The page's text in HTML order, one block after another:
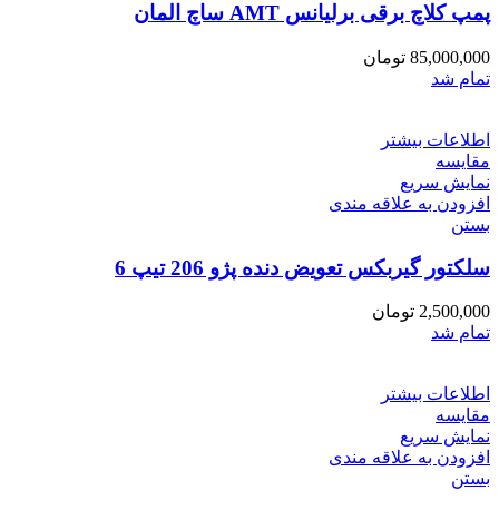
پمپ کلاچ برقی برلیانس AMT ساچ المان
85,000,000 تومان
تمام شد
اطلاعات بیشتر
مقایسه
نمایش سریع
افزودن به علاقه مندی
بستن
سلکتور گیربکس تعویض دنده پژو 206 تیپ 6
2,500,000 تومان
تمام شد
اطلاعات بیشتر
مقایسه
نمایش سریع
افزودن به علاقه مندی
بستن